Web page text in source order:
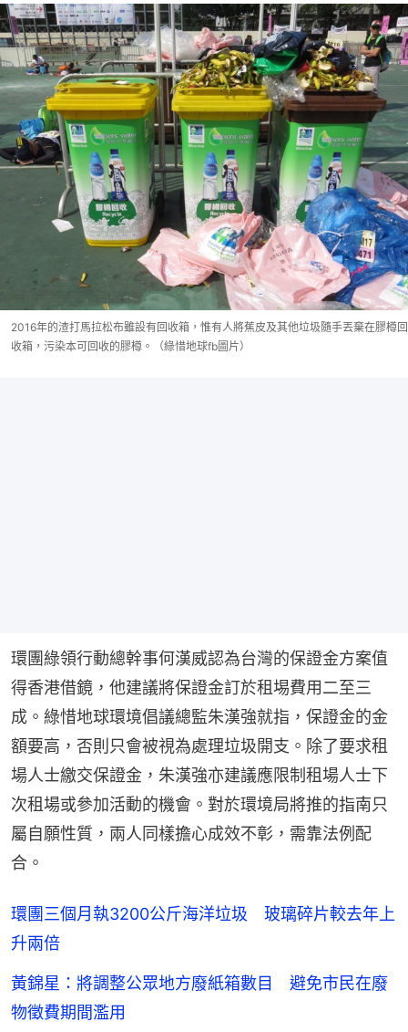
2016年的渣打馬拉松布雖設有回收箱，惟有人將蕉皮及其他垃圾隨手丟棄在膠樽回
收箱，污染本可回收的膠樽。（綠惜地球fb圖片）
環團綠領行動總幹事何漢威認為台灣的保證金方案值
得香港借鏡，他建議將保證金訂於租埸費用二至三
成。綠惜地球環境倡議總監朱漢強就指，保證金的金
額要高，否則只會被視為處理垃圾開支。除了要求租
場人士繳交保證金，朱漢強亦建議應限制租場人士下
次租場或參加活動的機會。對於環境局將推的指南只
屬自願性質，兩人同樣擔心成效不彰，需靠法例配
合。
環團三個月執3200公斤海洋垃圾 玻璃碎片較去年上
升兩倍
黃錦星：將調整公眾地方廢紙箱數目 避免市民在廢
物徵費期間濫用